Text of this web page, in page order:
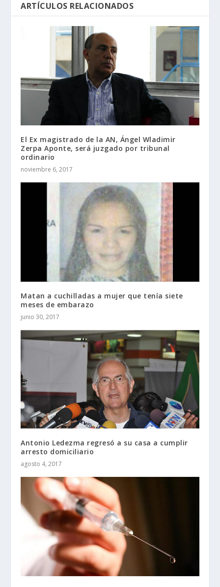
ARTÍCULOS RELACIONADOS
El Ex magistrado de la AN, Ángel Wladimir
Zerpa Aponte, será juzgado por tribunal
ordinario
noviembre 6, 2017
Matan a cuchilladas a mujer que tenía siete
meses de embarazo
junio 30, 2017
Antonio Ledezma regresó a su casa a cumplir
arresto domiciliario
agosto 4, 2017